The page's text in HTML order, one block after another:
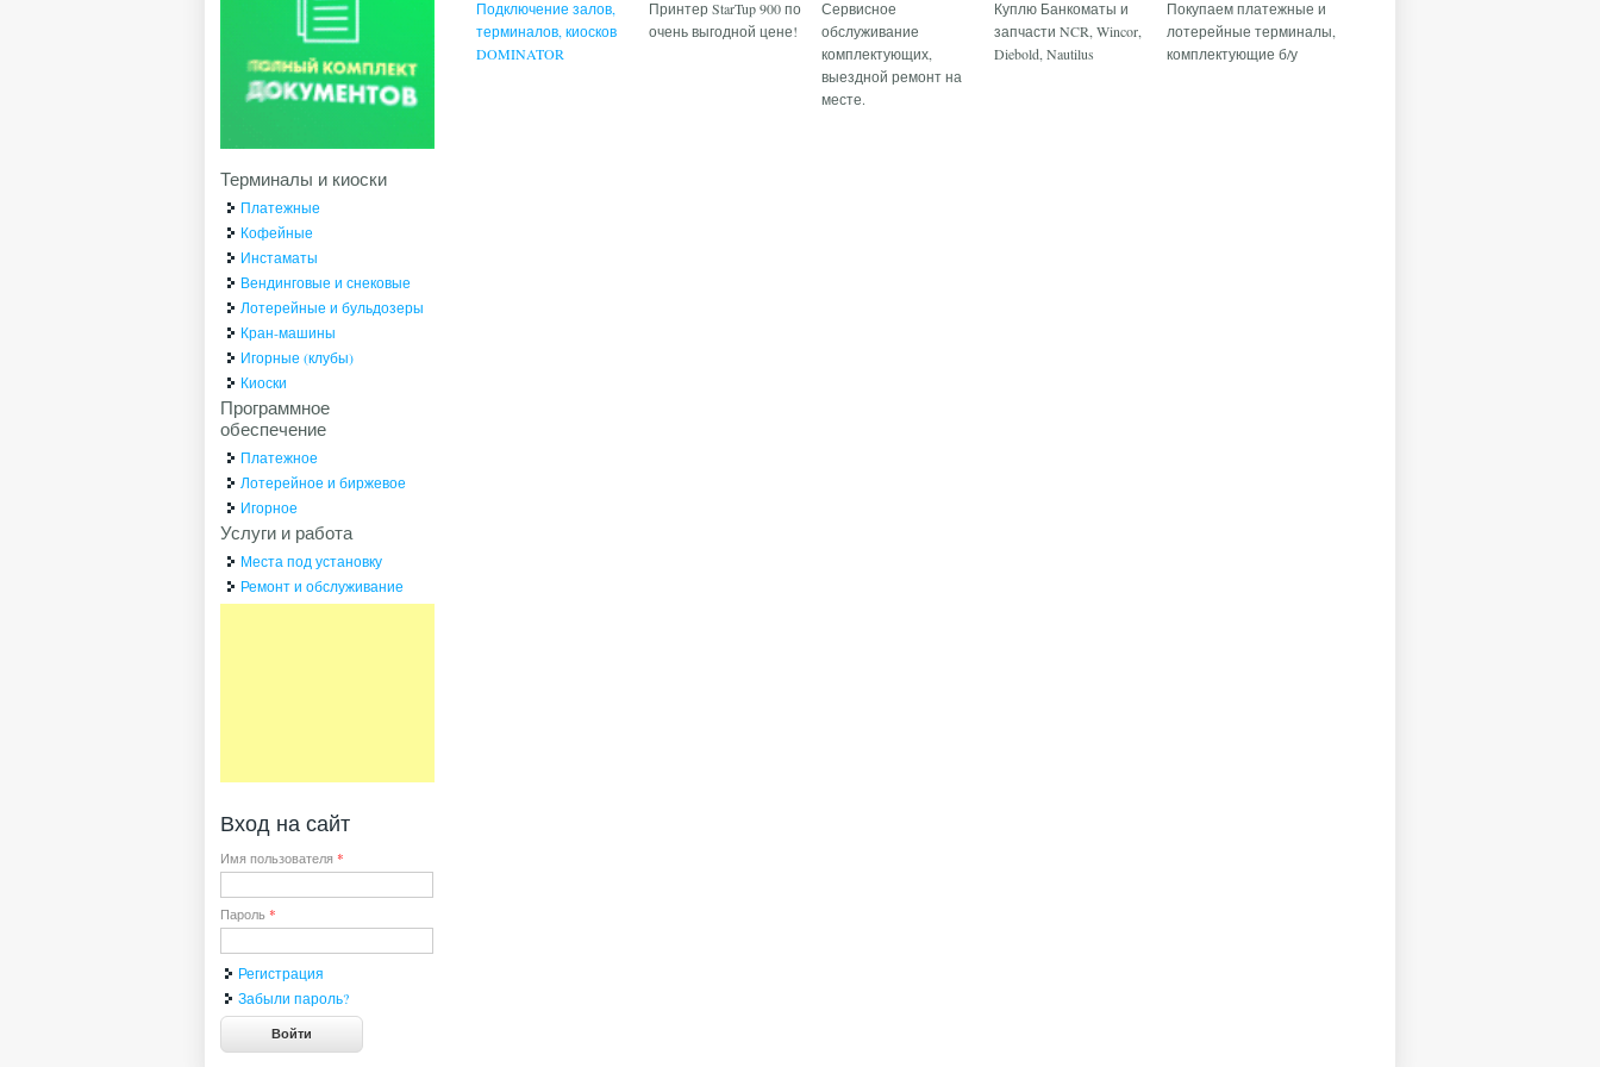
Подключение залов,
терминалов, киосков
DOMINATOR
Принтер StarTup 900 по
очень выгодной цене!
Сервисное
обслуживание
комплектующих,
выездной ремонт на
месте.
Куплю Банкоматы и
запчасти NCR, Wincor,
Diebold, Nautilus
Покупаем платежные и
лотерейные терминалы,
комплектующие б/у
Терминалы и киоски
Платежные
Кофейные
Инстаматы
Вендинговые и снековые
Лотерейные и бульдозеры
Кран-машины
Игорные (клубы)
Киоски
Программное
обеспечение
Платежное
Лотерейное и биржевое
Игорное
Услуги и работа
Места под установку
Ремонт и обслуживание
Вход на сайт
Имя пользователя *
Пароль *
Регистрация
Забыли пароль?